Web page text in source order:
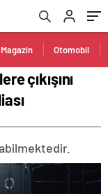
Magazin Otomobil
çıkışını